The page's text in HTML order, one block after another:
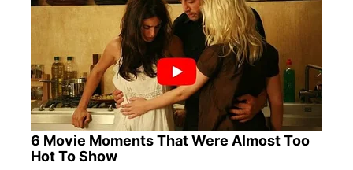
6 Movie Moments That Were Almost Too
Hot To Show